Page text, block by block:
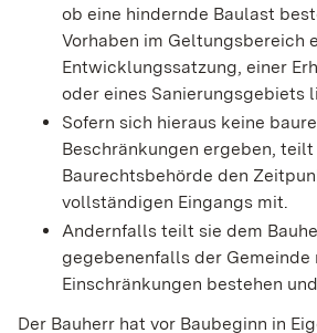
ob eine hindernde Baulast
Vorhaben im Geltungsbereich
Entwicklungssatzung, einer
oder eines Sanierungsgebiets
Sofern sich hieraus keine
Beschränkungen ergeben, teilt
Baurechtsbehörde den
vollständigen Eingangs mit.
Andernfalls teilt sie dem
gegebenenfalls der Gemeinde
Einschränkungen bestehen
Der Bauherr hat vor Baubeginn in